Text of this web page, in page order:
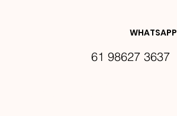
DES E
WHATSAPP
61 98627 3637